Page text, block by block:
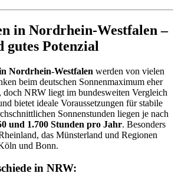
in Nordrhein-Westfalen –
gutes Potenzial
Nordrhein-Westfalen werden von vielen
beim deutschen Sonnenmaximum eher
doch NRW liegt im bundesweiten Vergleich
bietet ideale Voraussetzungen für stabile
Sonnenstunden liegen je nach
und 1.700 Stunden pro Jahr. Besonders
das Münsterland und Regionen
und Bonn.
in NRW: